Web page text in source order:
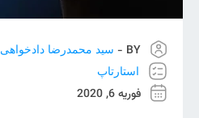
BY -
سید محمدرضا دادخواهی
استارتاپ
فوریه 6, 2020